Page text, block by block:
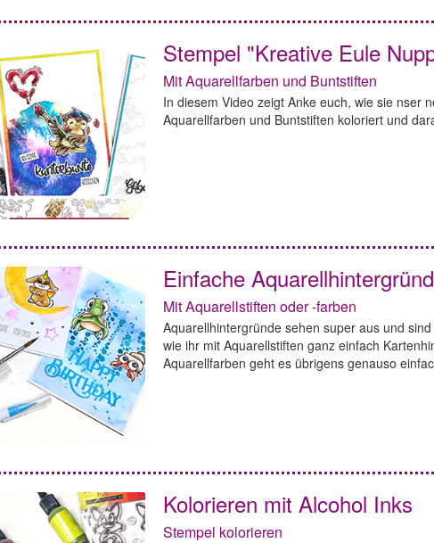
Stempel "Kreative Eule
Mit Aquarellfarben und Buntstiften
In diesem Video zeigt Anke euch, wie sie nser
Aquarellfarben und Buntstiften koloriert und
Einfache
Mit Aquarellstiften oder -farben
Aquarellhintergründe sehen super aus und
wie ihr mit Aquarellstiften ganz einfach
Aquarellfarben geht es übrigens genauso
Kolorieren mit Alcohol Inks
Stempel kolorieren